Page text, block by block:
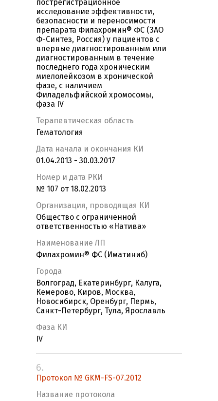
пострегистрационное
исследование эффективности,
безопасности и переносимости
препарата Филахромин® ФС (ЗАО
Ф-Синтез, Россия) у пациентов с
впервые диагностированным или
диагностированным в течение
последнего года хроническим
миелолейкозом в хронической
фазе, с наличием
Филадельфийской хромосомы,
фаза IV
Терапевтическая область
Гематология
Дата начала и окончания КИ
01.04.2013 - 30.03.2017
Номер и дата РКИ
№ 107 от 18.02.2013
Организация, проводящая КИ
Общество с ограниченной
ответственностью «Натива»
Наименование ЛП
Филахромин® ФС (Иматиниб)
Города
Волгоград, Екатеринбург, Калуга,
Кемерово, Киров, Москва,
Новосибирск, Оренбург, Пермь,
Санкт-Петербург, Тула, Ярославль
Фаза КИ
IV
6.
Протокол № GKM-FS-07.2012
Название протокола